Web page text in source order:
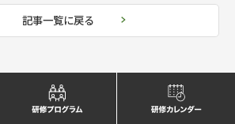
記事一覧に戻る